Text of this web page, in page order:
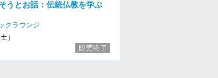
うとお話：伝統仏教を学ぶ
クラウンジ
）
販売終了